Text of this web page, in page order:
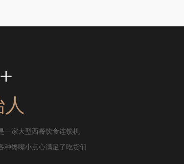
一家大型西餐饮食连锁机
种馋嘴小点心满足了吃货们